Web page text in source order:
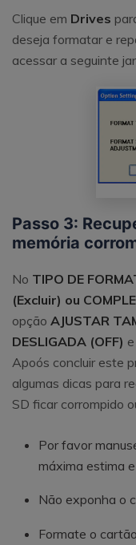
Clique em Drives
deseja formatar e
acessar a seguinte
Passo 3:
memória
No TIPO DE
(Excluir) ou
opção AJUSTAR
DESLIGADA (OFF)
Apoós concluir este
algumas dicas para
SD ficar corrompido
Por favor
máxima estima
Não exponha o
Formate o